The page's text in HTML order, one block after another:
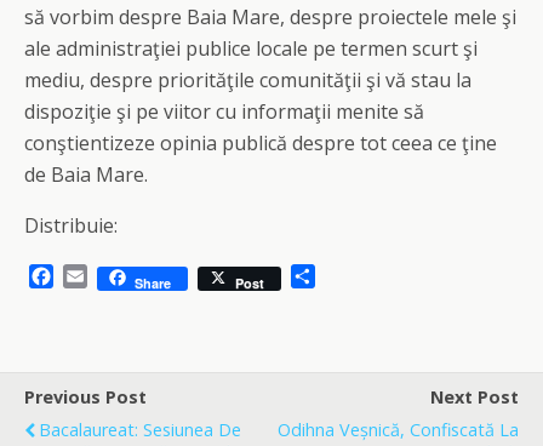
să vorbim despre Baia Mare, despre proiectele mele şi
ale administraţiei publice locale pe termen scurt şi
mediu, despre priorităţile comunităţii şi vă stau la
dispoziţie şi pe viitor cu informaţii menite să
conştientizeze opinia publică despre tot ceea ce ţine
de Baia Mare.
Distribuie:
b
o
o
E
l
Share Post
e
Previous Post
Bacalaureat: Sesiunea De
Next Post
Odihna Veșnică, Confiscată La